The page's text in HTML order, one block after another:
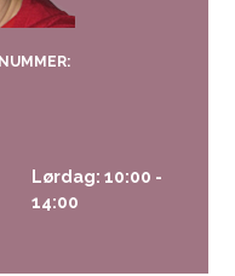
Lørdag: 10:00 -
14:00